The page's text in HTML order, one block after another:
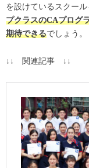
を設けているスクール
プクラスのCAプログ
期待できるでしょう。
↓↓ 関連記事 ↓↓